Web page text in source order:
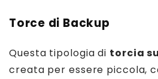
Torce di Backup
Questa tipologia di torcia
creata per essere piccola,